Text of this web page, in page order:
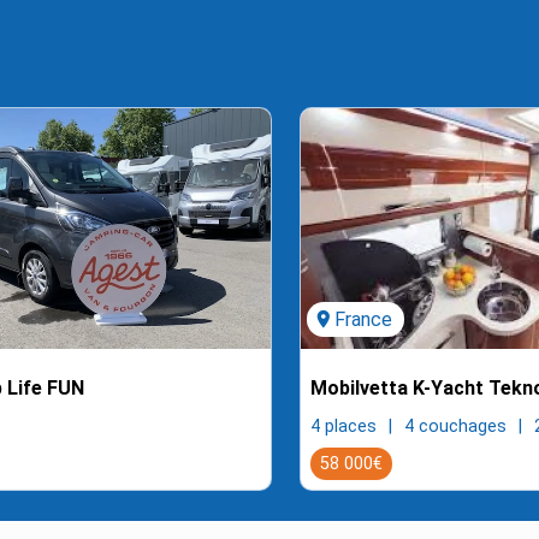
Life FUN
location_on France
Mobilvetta K-Yacht
4 places 4 couchages
58 000€